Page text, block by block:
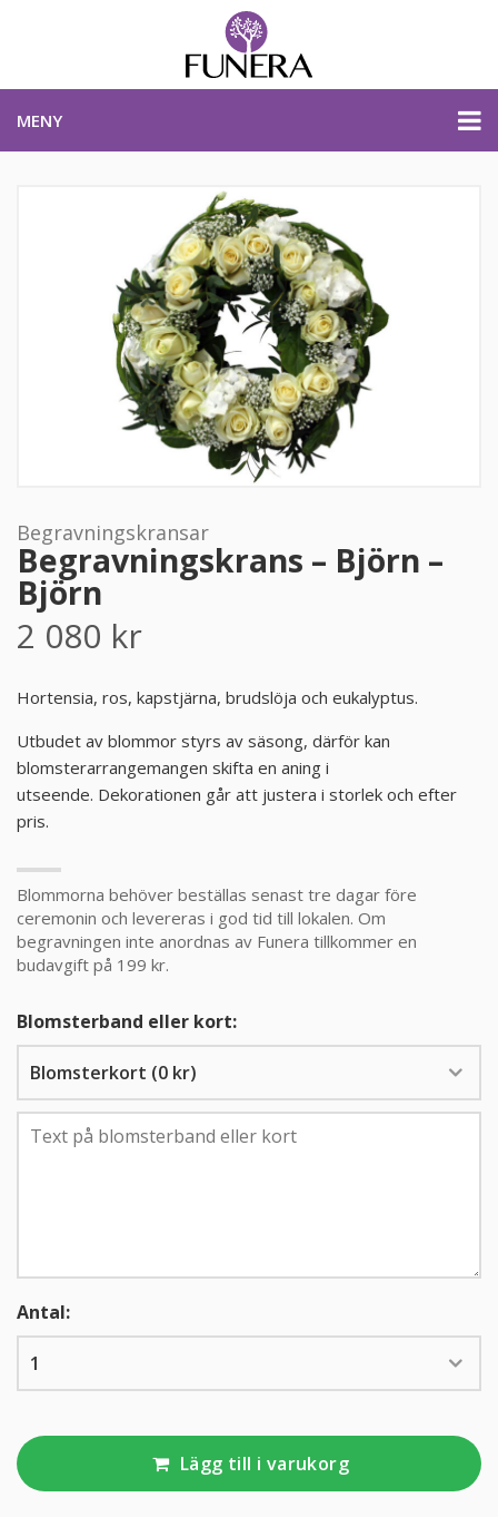
MENY
PRISER & PRODUKTER
PLANERA BEGRAVNING
KONTAKTA OSS
PRODUKTER & PRISER
OM BEGRAVNINGAR
OM FUNERA
LIVESTREAMING
KUNDTJÄNST
010-10 10 350
Begravningskransar
Begravningskrans – Björn –
Björn
2 080 kr
Hortensia, ros, kapstjärna, brudslöja och eukalyptus.
Utbudet av blommor styrs av säsong, därför kan
blomsterarrangemangen skifta en aning i
utseende. Dekorationen går att justera i storlek och efter
pris.
Blommorna behöver beställas senast tre dagar före
ceremonin och levereras i god tid till lokalen. Om
begravningen inte anordnas av Funera tillkommer en
budavgift på 199 kr.
Blomsterband eller kort:
Antal:
Lägg till i varukorg